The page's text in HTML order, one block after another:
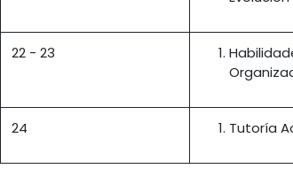
22 - 23
24 Tutoría